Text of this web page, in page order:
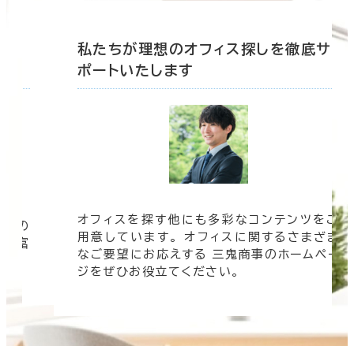
の
豊富
私たちが理想のオフィス探しを徹底サ
ポートいたします
オフィスを探す他にも多彩なコンテンツをご
用意しています。 オフィスに関するさまざま
なご要望にお応えする 三鬼商事のホームペー
ジをぜひお役立てください。